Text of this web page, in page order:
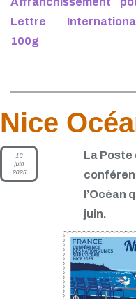
Lettre
100g
Nice
10
juin
2025
La Poste
l’Océan
juin.